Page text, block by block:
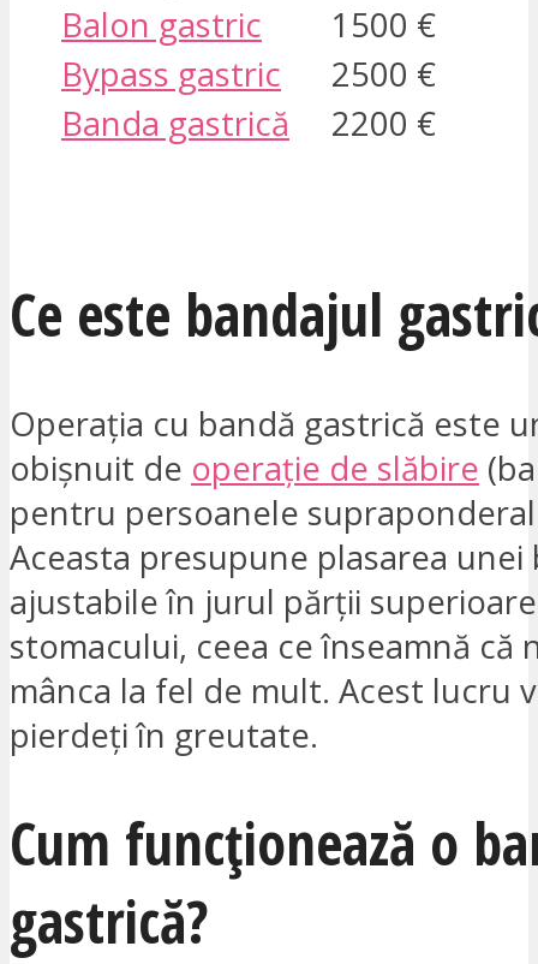
Balon gastric
1500 €
Bypass gastric
2500 €
Banda gastrică
2200 €
Ce este bandajul
Operația cu bandă gastrică este
obișnuit de operație de slăbire
pentru persoanele
Aceasta presupune plasarea unei
ajustabile în jurul părții
stomacului, ceea ce înseamnă că
mânca la fel de mult. Acest lucru
pierdeți în greutate.
Cum funcționează o
gastrică?